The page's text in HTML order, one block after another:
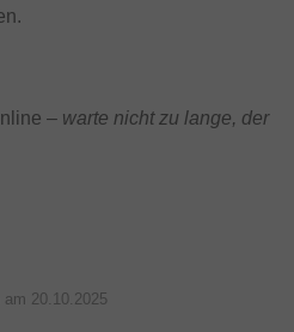
– warte nicht zu lange, der
am 20.10.2025